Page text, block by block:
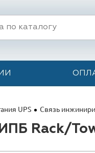
UPS Связь
Rack/